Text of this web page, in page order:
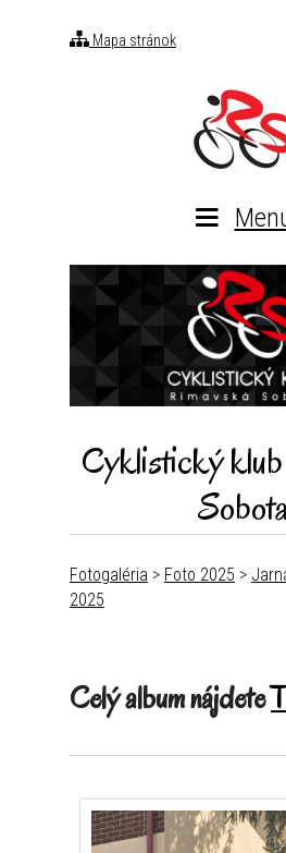
Mapa stránok
Cyklistický klub
Sobota
Fotogaléria > Foto 2025 >
2025
Celý album nájdete